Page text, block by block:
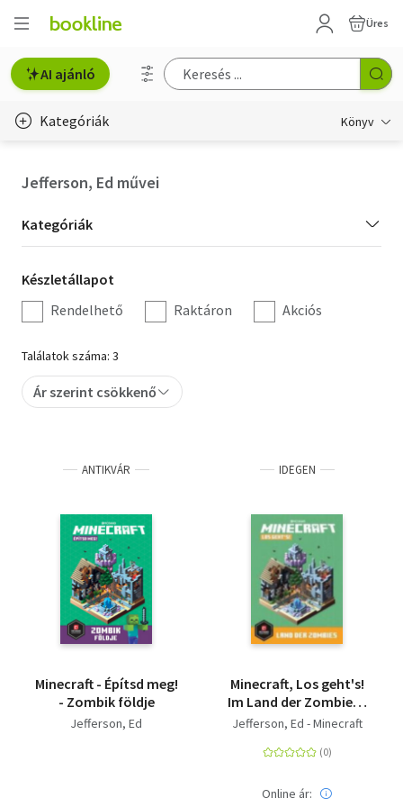
Üres
AI ajánló
Kategóriák Könyv
Hobbi, szabadidő
Irodalom
Művészet
Szakkönyv
Tankönyv, segédkönyv
Társadalomtudomány
Természettudomány
Történelem
Jefferson, Ed művei
Kategória
szűrés
Kategóriák
Készletállapot
szűrés
Készletállapot
Rendelhető
Raktáron Akciós
Találatok száma: 3
Ár szerint csökkenő
ANTIKVÁR
Minecraft - Építsd meg!
- Zombik földje
Jefferson, Ed
IDEGEN
Minecraft, Los geht's!
Im Land der Zombies -
Ein offizielles
Handbuch mit Tipps,
Inspirationen |
Jefferson, Ed - Minecraft
Online ár: